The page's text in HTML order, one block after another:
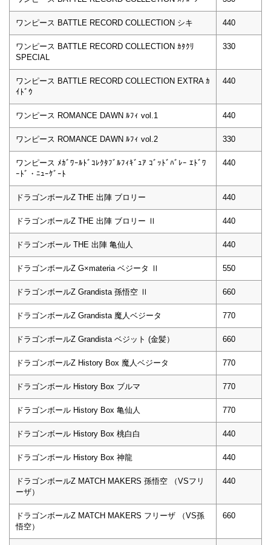
ワンピース BATTLE RECORD COLLECTION シキ 440
ワンピース BATTLE RECORD COLLECTION ｶﾀｸﾘ
SPECIAL
330
ワンピース BATTLE RECORD COLLECTION EXTRA ｶ
ｲﾄﾞｳ
440
ワンピース ROMANCE DAWN ﾙﾌｨ vol.1 440
ワンピース ROMANCE DAWN ﾙﾌｨ vol.2 330
ワンピース ﾒｶﾞﾜｰﾙﾄﾞｺﾚｸﾀﾌﾞﾙﾌｨｷﾞｭｱ ｺﾞｯﾄﾞﾊﾞﾚｰ ｴﾄﾞﾜ
ｰﾄﾞ・ﾆｭｰｹﾞｰﾄ
440
ドラゴンボールZ THE 出陣 ブロリー 440
ドラゴンボールZ THE 出陣 ブロリー Ⅱ 440
ドラゴンボール THE 出陣 亀仙人 440
ドラゴンボールZ G×materia ベジータ Ⅱ 550
ドラゴンボールZ Grandista 孫悟空 Ⅱ 660
ドラゴンボールZ Grandista 魔人ベジータ 770
ドラゴンボールZ Grandista ベジット (金髪） 660
ドラゴンボールZ History Box 魔人ベジータ 770
ドラゴンボール History Box ブルマ 770
ドラゴンボール History Box 亀仙人 770
ドラゴンボール History Box 桃白白 440
ドラゴンボール History Box 神龍 440
ドラゴンボールZ MATCH MAKERS 孫悟空 （VSフリ
ーザ）
440
ドラゴンボールZ MATCH MAKERS フリーザ （VS孫
悟空）
660